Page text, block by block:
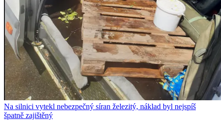
Na silnici vytekl nebezpečný síran železitý, náklad byl nejspíš
špatně zajištěný